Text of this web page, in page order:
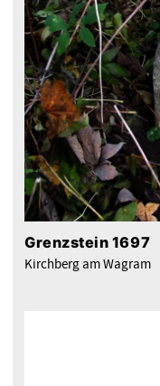
Grenzstein 1697
Kirchberg am Wagram